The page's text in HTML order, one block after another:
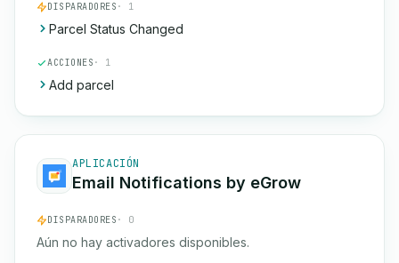
DISPARADORES · 1
Parcel Status Changed
ACCIONES · 1
Add parcel
APLICACIÓN
Email Notifications by eGrow
DISPARADORES · 0
Aún no hay activadores disponibles.